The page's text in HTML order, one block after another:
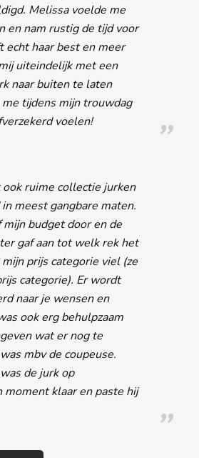
Melissa voelde me
en nam rustig de tijd voor
echt haar best en meer
uiteindelijk met een
naar buiten te laten
me tijdens mijn trouwdag
voelen!
ruime collectie jurken
meest gangbare maten.
mijn budget door en de
gaf aan tot welk rek het
prijs categorie viel (ze
categorie). Er wordt
naar je wensen en
ook erg behulpzaam
wat er nog te
mbv de coupeuse.
de jurk op
moment klaar en paste hij